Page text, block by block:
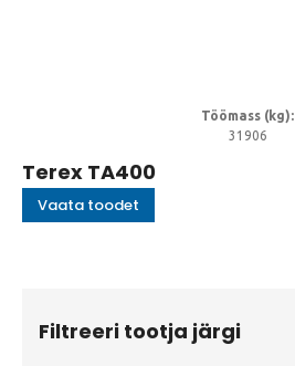
Töömass (kg):
31906
Terex TA400
Vaata toodet
Filtreeri tootja järgi